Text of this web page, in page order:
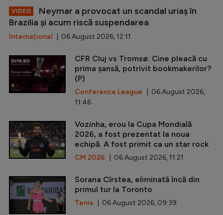
VIDEO
Neymar a provocat un scandal uriaș în
Brazilia și acum riscă suspendarea
Internațional | 06 August 2026, 12:11
CFR Cluj vs Tromsø: Cine pleacă cu
prima șansă, potrivit bookmakerilor?
(P)
Conference League | 06 August 2026,
11:46
Vozinha, erou la Cupa Mondială
2026, a fost prezentat la noua
echipă. A fost primit ca un star rock
CM 2026 | 06 August 2026, 11:21
Sorana Cîrstea, eliminată încă din
primul tur la Toronto
Tenis | 06 August 2026, 09:39